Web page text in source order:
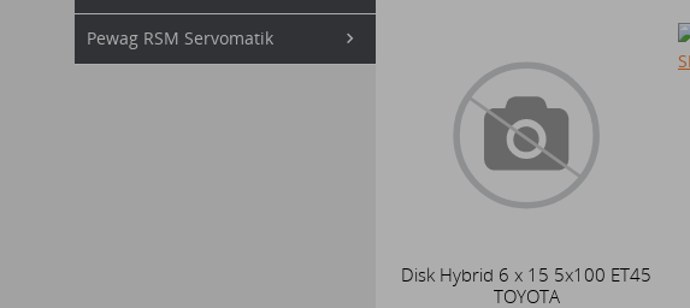
Pewag RSM Servomatik
Disk Hybrid 6 x 15 5x100 ET45
TOYOTA